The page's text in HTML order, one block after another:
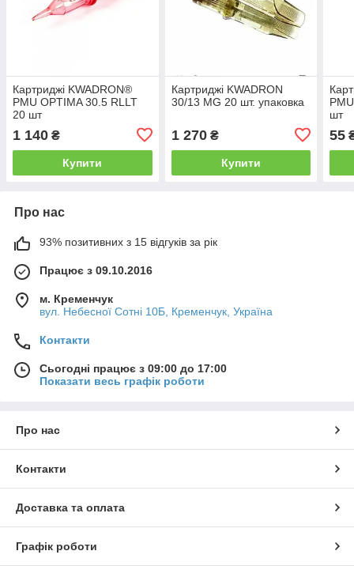
Картриджі KWADRON®
PMU OPTIMA 30.5 RLLT
20 шт
1 140 ₴
Купити
Картриджі KWADRON
30/13 MG 20 шт. упаковка
1 270₴
Купити
шт
55
Про нас
93% позитивних з 15 відгуків за рік
Працює з 09.10.2016
м. Кременчук
вул. Небесної Сотні 10Б, Кременчук, Україна
Контакти
Сьогодні працює з 09:00 до 17:00
Показати весь графік роботи
Про нас
Контакти
Доставка та оплата
Графік роботи